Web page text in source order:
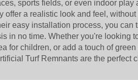
sports fields, or even indoor play
offer a realistic look and feel,
easy installation process, you can
in no time. Whether you're looking
for children, or add a touch of green
Turf Remnants are the perfect